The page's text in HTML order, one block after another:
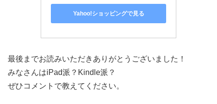
Yahoo!ショッピングで見る
最後までお読みいただきありがとうございました！
みなさんはiPad派？Kindle派？
ぜひコメントで教えてください。